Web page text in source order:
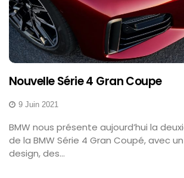
Nouvelle Série 4 Gran Coupe
9 Juin 2021
BMW nous présente aujourd’hui la
de la BMW Série 4 Gran Coupé, avec
design, des...